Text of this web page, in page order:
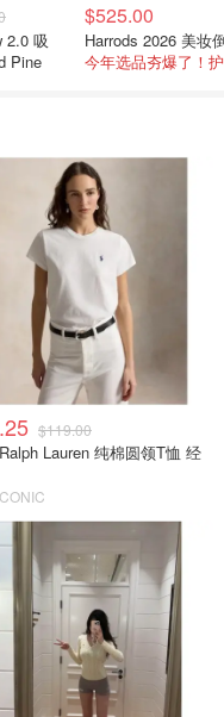
Pine
$525.00
$119.00
Lauren 纯棉圆领T恤 经